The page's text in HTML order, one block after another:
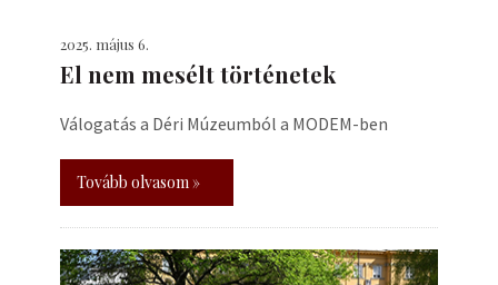
2025. május 6.
El nem mesélt történetek
Válogatás a Déri Múzeumból a MODEM-ben
Tovább olvasom »